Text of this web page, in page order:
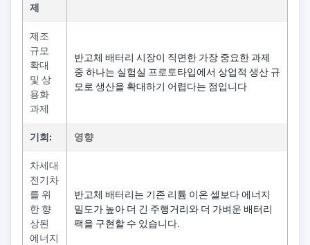
제
제조
규모
확대
및 상
용화
과제
반고체 배터리 시장이 직면한 가장 중요한 과제
중 하나는 실험실 프로토타입에서 상업적 생산 규
모로 생산을 확대하기 어렵다는 점입니다
기회: 영향
차세대
전기차
를 위
한 향
상된
에너지
반고체 배터리는 기존 리튬 이온 셀보다 에너지
밀도가 높아 더 긴 주행거리와 더 가벼운 배터리
팩을 구현할 수 있습니다.